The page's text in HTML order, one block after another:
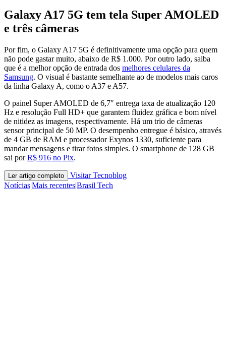
Galaxy A17 5G tem tela Super AMOLED
e três câmeras
Por fim, o Galaxy A17 5G é definitivamente uma opção para quem
não pode gastar muito, abaixo de R$ 1.000. Por outro lado, saiba
que é a melhor opção de entrada dos melhores celulares da
Samsung. O visual é bastante semelhante ao de modelos mais caros
da linha Galaxy A, como o A37 e A57.
O painel Super AMOLED de 6,7″ entrega taxa de atualização 120
Hz e resolução Full HD+ que garantem fluidez gráfica e bom nível
de nitidez as imagens, respectivamente. Há um trio de câmeras
sensor principal de 50 MP. O desempenho entregue é básico, através
de 4 GB de RAM e processador Exynos 1330, suficiente para
mandar mensagens e tirar fotos simples. O smartphone de 128 GB
sai porR$ 916 no Pix.
Ler artigo completo
Visitar Tecnoblog
Notícias|Mais recentes|Brasil Tech